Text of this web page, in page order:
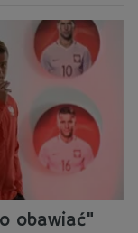
obawiać"